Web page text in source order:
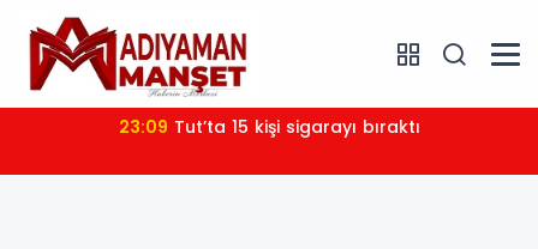
23:09 Tut’ta 15 kişi sigarayı bıraktı